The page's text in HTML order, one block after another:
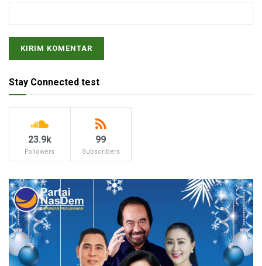
Stay Connected test
23.9k
Followers
99
Subscribers